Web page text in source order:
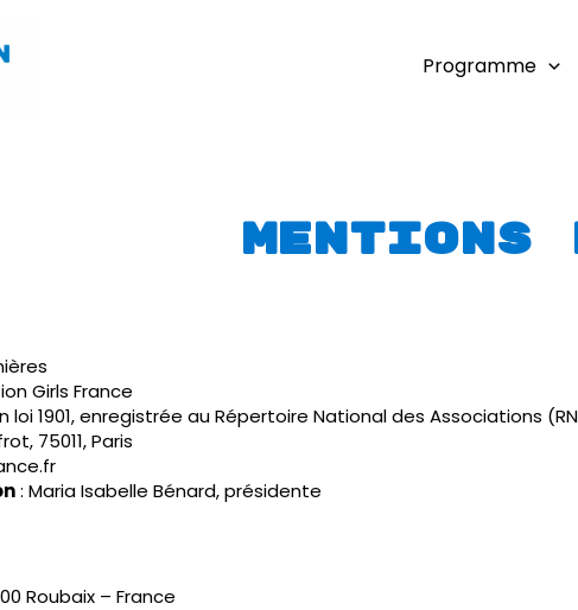
Programme
Mentions
Girls France
loi 1901, enregistrée au Répertoire National des Associations
75011, Paris
: Maria Isabelle Bénard, présidente
Roubaix – France